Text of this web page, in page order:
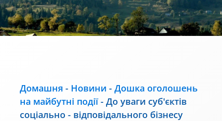
Домашня - Новини - Дошка оголошень
на майбутні події- До уваги суб'єктів
соціально - відповідального бізнесу